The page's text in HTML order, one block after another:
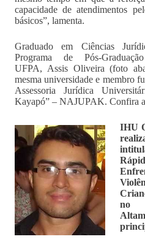
capacidade de atendimentos
básicos”, lamenta.
Graduado em Ciências
Programa de Pós-
UFPA, Assis Oliveira (foto
mesma universidade e membro
Assessoria Jurídica
Kayapó” – NAJUPAK. Confira
IHU
no